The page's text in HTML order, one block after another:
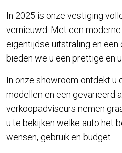
In 2025 is onze vestiging
vernieuwd. Met een
eigentijdse uitstraling en
bieden we u een prettige en
In onze showroom ontdekt u
modellen en een gevarieerd
verkoopadviseurs nemen
u te bekijken welke auto het
wensen, gebruik en budget.